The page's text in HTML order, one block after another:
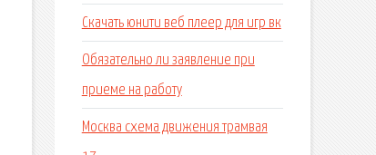
Скачать юнити веб плеер для игр вк
Обязательно ли заявление при
приеме на работу
Москва схема движения трамвая